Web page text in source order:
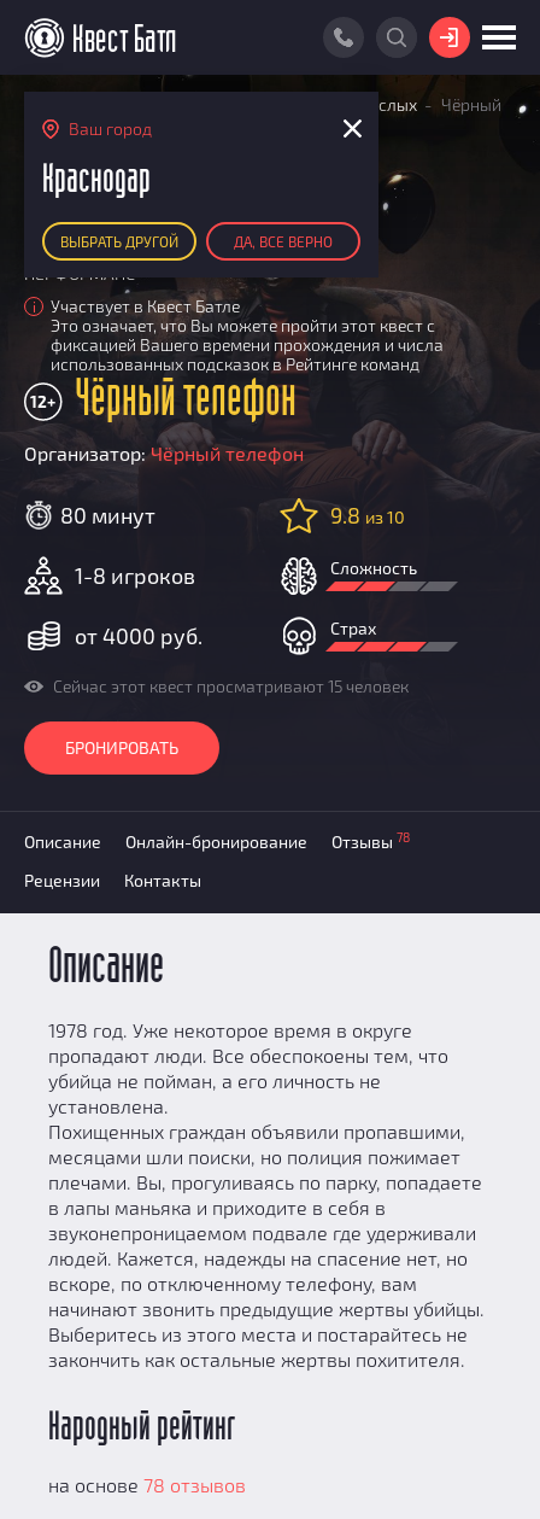
Ваш город
Краснодар
ВЫБРАТЬ ДРУГОЙ ДА, ВСЕ ВЕРНО
ВОЙТИ
КАРТА КВЕСТОВ
РЕЙТИНГ КОМАНД
Итоговый рейтинг
По количеству очков
По качеству игры
Список команд
ПОИСК КОМАНДЫ
КВЕСТ БАТЛ
О Квест Батле
Cashback
Как подсчитываются рейтинги
Призы
Новости
Добавить квест
КВЕСТ В ПОДАРОК
Квесты для взрослых
Чёрный
телефон
ПЕРФОРМАНС
i
Участвует в Квест Батле
Это означает, что Вы можете пройти этот квест с
фиксацией Вашего времени прохождения и числа
использованных подсказок в Рейтинге команд
Чёрный телефон
12+
Организатор:Чёрный телефон
80 минут
1-8 игроков
от 4000 руб.
9.8 из 10
Сложность
Страх
Сейчас этот квест просматривают 15 человек
БРОНИРОВАТЬ
Описание Онлайн-бронирование Отзывы 78
Рецензии Контакты
Описание
1978 год. Уже некоторое время в округе
пропадают люди. Все обеспокоены тем, что
убийца не пойман, а его личность не
установлена.
Похищенных граждан объявили пропавшими,
месяцами шли поиски, но полиция пожимает
плечами. Вы, прогуливаясь по парку, попадаете
в лапы маньяка и приходите в себя в
звуконепроницаемом подвале где удерживали
людей. Кажется, надежды на спасение нет, но
вскоре, по отключенному телефону, вам
начинают звонить предыдущие жертвы убийцы.
Выберитесь из этого места и постарайтесь не
закончить как остальные жертвы похитителя.
Народный рейтинг
на основе 78 отзывов